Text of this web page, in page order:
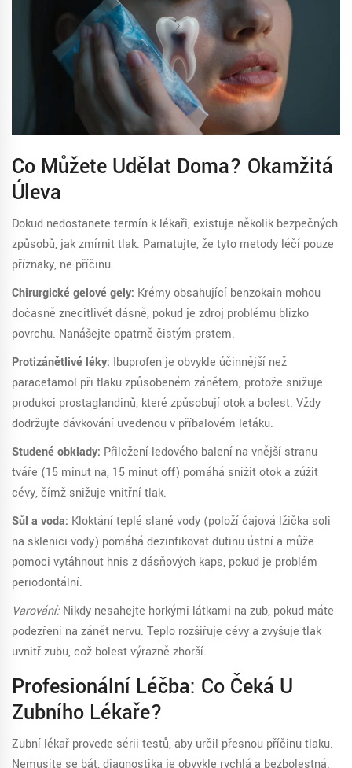
Co Můžete Udělat Doma? Okamžitá
Úleva
Dokud nedostanete termín k lékaři, existuje několik bezpečných
způsobů, jak zmírnit tlak. Pamatujte, že tyto metody léčí pouze
příznaky, ne příčinu.
Chirurgické gelové gely: Krémy obsahující benzokain mohou
dočasně znecitlivět dásně, pokud je zdroj problému blízko
povrchu. Nanášejte opatrně čistým prstem.
Protizánětlivé léky: Ibuprofen je obvykle účinnější než
paracetamol při tlaku způsobeném zánětem, protože snižuje
produkci prostaglandinů, které způsobují otok a bolest. Vždy
dodržujte dávkování uvedenou v příbalovém letáku.
Studené obklady: Přiložení ledového balení na vnější stranu
tváře (15 minut na, 15 minut off) pomáhá snížit otok a zúžit
cévy, čímž snižuje vnitřní tlak.
Sůl a voda: Kloktání teplé slané vody (položí čajová lžička soli
na sklenici vody) pomáhá dezinfikovat dutinu ústní a může
pomoci vytáhnout hnis z dásňových kaps, pokud je problém
periodontální.
Varování: Nikdy nesahejte horkými látkami na zub, pokud máte
podezření na zánět nervu. Teplo rozšiřuje cévy a zvyšuje tlak
uvnitř zubu, což bolest výrazně zhorší.
Profesionální Léčba: Co Čeká U
Zubního Lékaře?
Zubní lékař provede sérii testů, aby určil přesnou příčinu tlaku.
Nemusíte se bát, diagnostika je obvykle rychlá a bezbolestná.